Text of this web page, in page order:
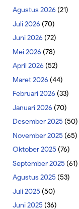
Agustus 2026 (21)
Juli 2026 (70)
Juni 2026 (72)
Mei 2026 (78)
April 2026 (52)
Maret 2026 (44)
Februari 2026 (33)
Januari 2026 (70)
Desember 2025 (50)
November 2025 (65)
Oktober 2025 (76)
September 2025 (61)
Agustus 2025 (53)
Juli 2025 (50)
Juni 2025 (36)